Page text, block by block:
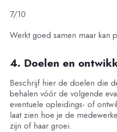
7/10
Werkt goed samen maar kan
4. Doelen en
Beschrijf hier de doelen die
behalen vóór de volgende
eventuele opleidings- of
laat zien hoe je de
zijn of haar groei.